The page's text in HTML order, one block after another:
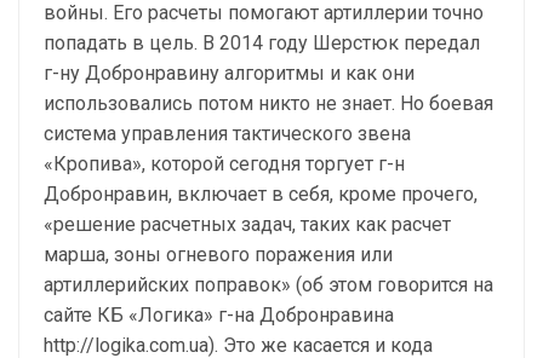
войны. Его расчеты помогают артиллерии точно
попадать в цель. В 2014 году Шерстюк передал
г-ну Добронравину алгоритмы и как они
использовались потом никто не знает. Но боевая
система управления тактического звена
«Кропива», которой сегодня торгует г-н
Добронравин, включает в себя, кроме прочего,
«решение расчетных задач, таких как расчет
марша, зоны огневого поражения или
артиллерийских поправок» (об этом говорится на
сайте КБ «Логика» г-на Добронравина
http://logika.com.ua). Это же касается и кода